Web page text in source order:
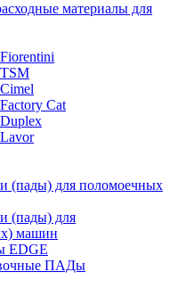
материалы для
Cat
(пады) для поломоечных
(пады) для
машин
EDGE
ПАДы